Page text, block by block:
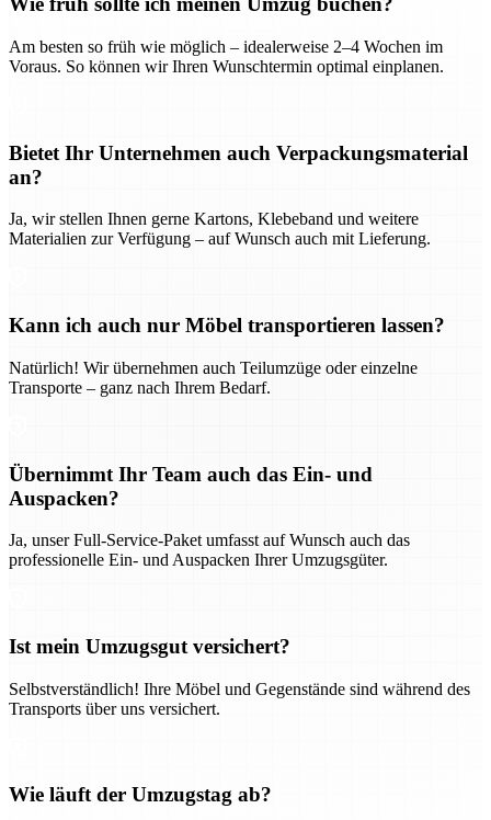
Am besten so früh wie möglich – idealerweise 2–4 Wochen im
Voraus. So können wir Ihren Wunschtermin optimal einplanen.
Bietet Ihr Unternehmen auch Verpackungsmaterial
an?
Ja, wir stellen Ihnen gerne Kartons, Klebeband und weitere
Materialien zur Verfügung – auf Wunsch auch mit Lieferung.
Kann ich auch nur Möbel transportieren lassen?
Natürlich! Wir übernehmen auch Teilumzüge oder einzelne
Transporte – ganz nach Ihrem Bedarf.
Übernimmt Ihr Team auch das Ein- und
Auspacken?
Ja, unser Full-Service-Paket umfasst auf Wunsch auch das
professionelle Ein- und Auspacken Ihrer Umzugsgüter.
Ist mein Umzugsgut versichert?
Selbstverständlich! Ihre Möbel und Gegenstände sind während des
Transports über uns versichert.
Wie läuft der Umzugstag ab?